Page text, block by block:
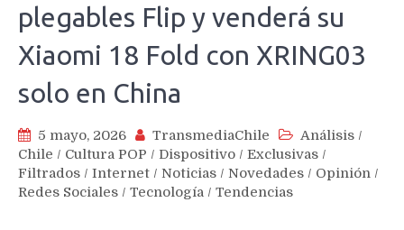
plegables Flip y venderá su
Xiaomi 18 Fold con XRING03
solo en China
5 mayo, 2026 TransmediaChile Análisis /
Chile / Cultura POP / Dispositivo / Exclusivas /
Filtrados / Internet / Noticias / Novedades / Opinión /
Redes Sociales / Tecnología / Tendencias